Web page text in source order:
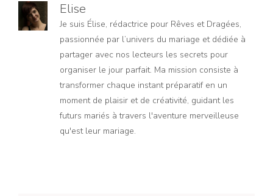
Elise
Je suis Élise, rédactrice pour Rêves et Dragées,
passionnée par l’univers du mariage et dédiée à
partager avec nos lecteurs les secrets pour
organiser le jour parfait. Ma mission consiste à
transformer chaque instant préparatif en un
moment de plaisir et de créativité, guidant les
futurs mariés à travers l'aventure merveilleuse
qu'est leur mariage.